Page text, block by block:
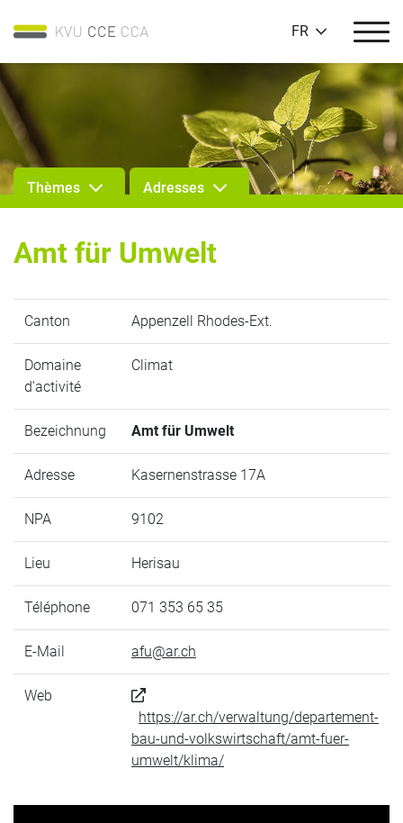
FR
Thèmes Adresses
Amt für Umwelt
Canton Appenzell Rhodes-Ext.
Domaine
d'activité
Climat
Bezeichnung Amt für Umwelt
Adresse Kasernenstrasse 17A
NPA 9102
Lieu Herisau
Téléphone 071 353 65 35
E-Mail afu@ar.ch
Web
https://ar.ch/verwaltung/departement-
bau-und-volkswirtschaft/amt-fuer-
umwelt/klima/